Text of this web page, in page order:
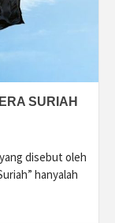
SURIAH
disebut oleh
hanyalah